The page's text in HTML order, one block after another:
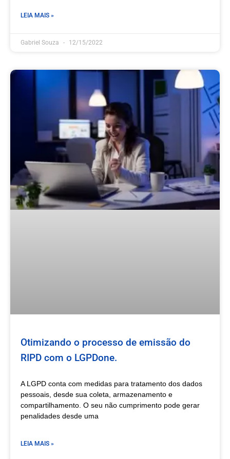
LEIA MAIS »
Gabriel Souza 12/15/2022
Otimizando o processo de emissão do
RIPD com o LGPDone.
A LGPD conta com medidas para tratamento dos dados
pessoais, desde sua coleta, armazenamento e
compartilhamento. O seu não cumprimento pode gerar
penalidades desde uma
LEIA MAIS »